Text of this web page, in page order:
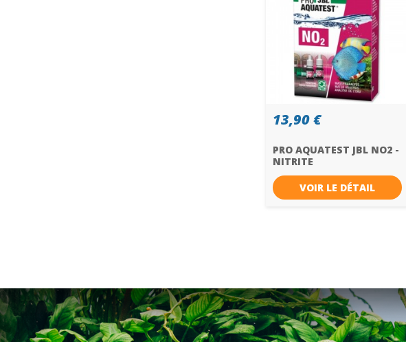
13,90 €
PRO AQUATEST JBL NO2 -
NITRITE
VOIR LE DÉTAIL